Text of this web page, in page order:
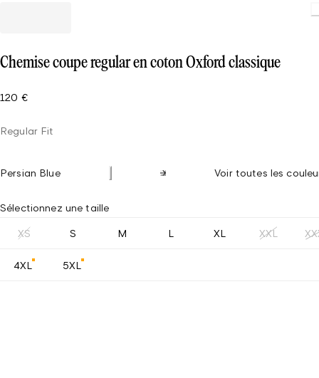
Chemise coupe regular en coton Oxford classique
120 €
Regular Fit
Persian Blue Voir toutes les
Sélectionnez une taille
XS S M L XL XXL
4XL 5XL